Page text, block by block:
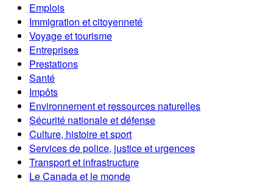
Emplois
Immigration et citoyenneté
Voyage et tourisme
Entreprises
Prestations
Santé
Impôts
Environnement et ressources naturelles
Sécurité nationale et défense
Culture, histoire et sport
Services de police, justice et urgences
Transport et infrastructure
Le Canada et le monde